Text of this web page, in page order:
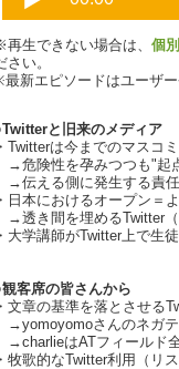
再生できない場合は、 個
さい。
新エピソードはユーザ
と旧来のメディア
・Twitterは今までのマスコ
→危険性を孕みつつも"起
→伝える側に発生する責任
・日本におけるオープン＝
→透き間を埋めるTwitter
・大学講師がTwitter上で生
観客席の皆さんから
・文章の基準を落とさせる
→yomoyomoさんのネガテ
→charlieはATフィールド
・牧歌的なTwitter利用（リ